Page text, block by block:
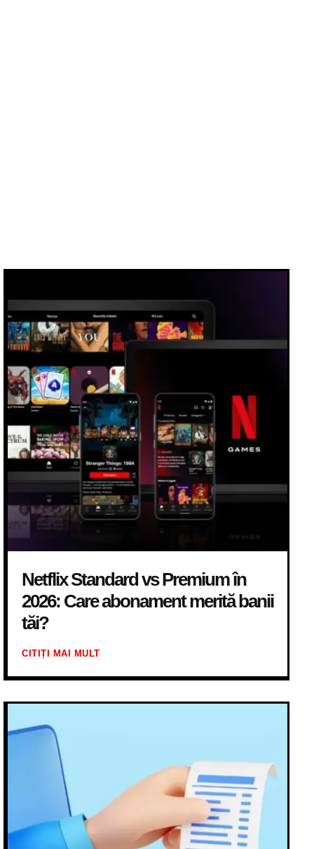
Netflix Standard vs Premium în
2026: Care abonament merită banii
tăi?
CITIȚI MAI MULT